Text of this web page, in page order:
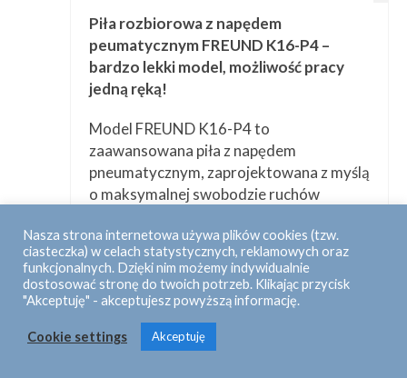
Piła rozbiorowa z napędem
peumatycznym FREUND K16-P4 –
bardzo lekki model, możliwość pracy
jedną ręką!
Model FREUND K16-P4 to
zaawansowana piła z napędem
pneumatycznym, zaprojektowana z myślą
o maksymalnej swobodzie ruchów
niskiej masy i wysokiej mocy napędu
pneumatycznego, urządzenie to
doskonale sprawdza się tam, gdzie liczy
się zręczność, szybkość i precyzja cięcia
drobniejszych elementów.
Nasza strona internetowa używa plików cookies (tzw.
ciasteczka) w celach statystycznych, reklamowych oraz
funkcjonalnych. Dzięki nim możemy indywidualnie
dostosować stronę do twoich potrzeb. Klikając przycisk
"Akceptuję" - akceptujesz powyższą informację.
Cookie settings Akceptuję